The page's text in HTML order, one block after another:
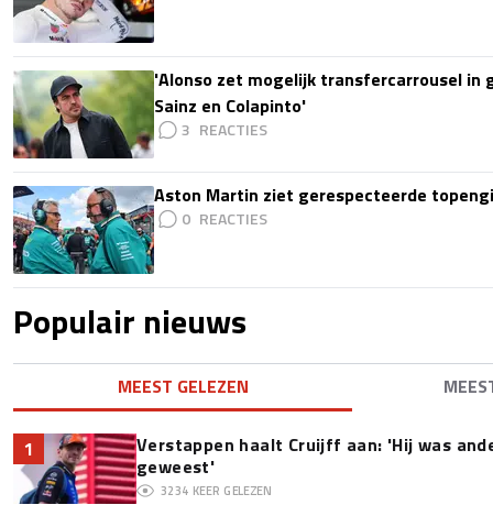
'Alonso zet mogelijk transfercarrousel in
Sainz en Colapinto'
3
Aston Martin ziet gerespecteerde
0
Populair nieuws
MEEST GELEZEN
1
Verstappen haalt Cruijff aan: 'Hij was
geweest'
3234 KEER GELEZEN